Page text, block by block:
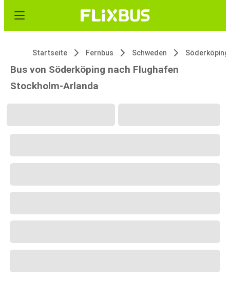
Startseite Fernbus Schweden Söderköping
Bus von Söderköping nach Flughafen
Stockholm-Arlanda